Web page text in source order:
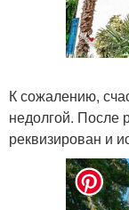
К сожалению,
недолгой. После
реквизирован и